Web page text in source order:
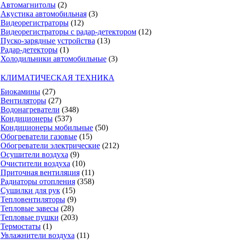
Автомагнитолы (2)
Акустика автомобильная (3)
Видеорегистраторы (12)
Видеорегистраторы с радар-детектором (12)
Пуско-зарядные устройства (13)
Радар-детекторы (1)
Холодильники автомобильные (3)
КЛИМАТИЧЕСКАЯ ТЕХНИКА
Биокамины (27)
Вентиляторы (27)
Водонагреватели (348)
Кондиционеры (537)
Кондиционеры мобильные (50)
Обогреватели газовые (15)
Обогреватели электрические (212)
Осушители воздуха (9)
Очистители воздуха (10)
Приточная вентиляция (11)
Радиаторы отопления (358)
Сушилки для рук (15)
Тепловентиляторы (9)
Тепловые завесы (28)
Тепловые пушки (203)
Термостаты (1)
Увлажнители воздуха (11)